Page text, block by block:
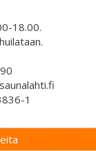
18.00.
1